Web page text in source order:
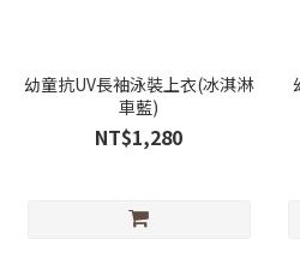
幼童抗UV長袖泳裝上衣(冰淇淋
車藍)
NT$1,280